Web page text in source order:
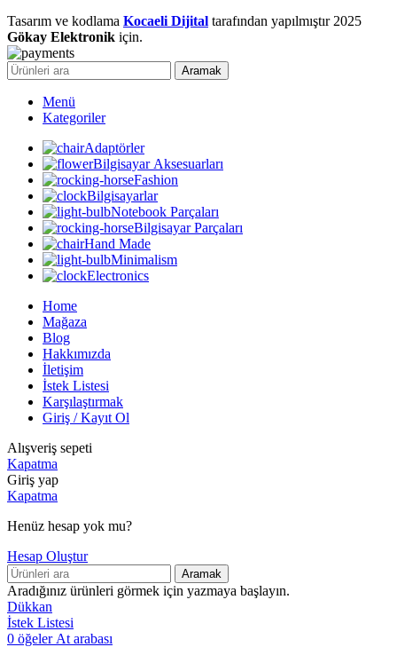
Tasarım ve kodlama Kocaeli Dijital tarafından yapılmıştır 2025
Gökay Elektronik için.
Aramak
Menü
Kategoriler
Adaptörler
Bilgisayar Aksesuarları
Fashion
Bilgisayarlar
Notebook Parçaları
Bilgisayar Parçaları
Hand Made
Minimalism
Electronics
Home
Mağaza
Blog
Hakkımızda
İletişim
İstek Listesi
Karşılaştırmak
Giriş / Kayıt Ol
Alışveriş sepeti
Kapatma
Giriş yap
Kapatma
Henüz hesap yok mu?
Hesap Oluştur
Aramak
Aradığınız ürünleri görmek için yazmaya başlayın.
Dükkan
İstek Listesi
0 öğeler At arabası